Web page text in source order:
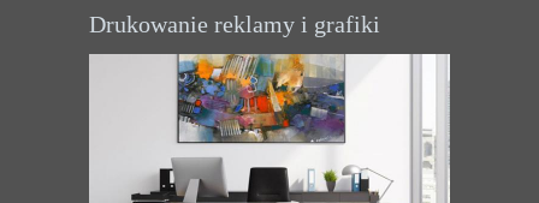
Drukowanie reklamy i grafiki